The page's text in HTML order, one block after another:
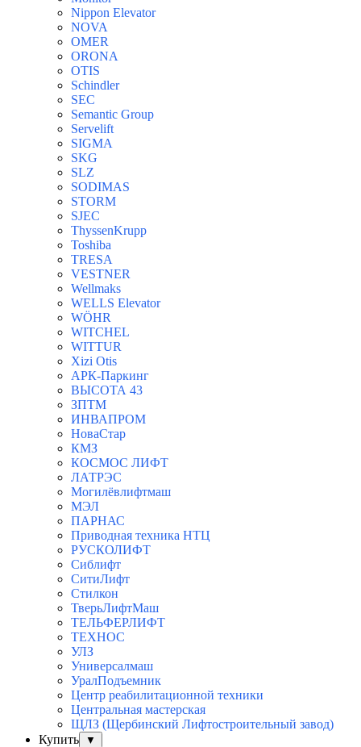
Nippon Elevator
NOVA
OMER
ORONA
OTIS
Schindler
SEC
Semantic Group
Servelift
SIGMA
SKG
SLZ
SODIMAS
STORM
SJEC
ThyssenKrupp
Toshiba
TRESA
VESTNER
Wellmaks
WELLS Elevator
WÖHR
WITCHEL
WITTUR
Xizi Otis
АРК-Паркинг
ВЫСОТА 43
ЗПТМ
ИНВАПРОМ
НоваСтар
КМЗ
КОСМОС ЛИФТ
ЛАТРЭС
Могилёвлифтмаш
МЭЛ
ПАРНАС
Приводная техника НТЦ
РУСКОЛИФТ
Сиблифт
СитиЛифт
Стилкон
ТверьЛифтМаш
ТЕЛЬФЕРЛИФТ
ТЕХНОС
УЛЗ
Универсалмаш
УралПодъемник
Центр реабилитационной техники
Центральная мастерская
ЩЛЗ (Щербинский Лифтостроительный завод)
Купить
▼